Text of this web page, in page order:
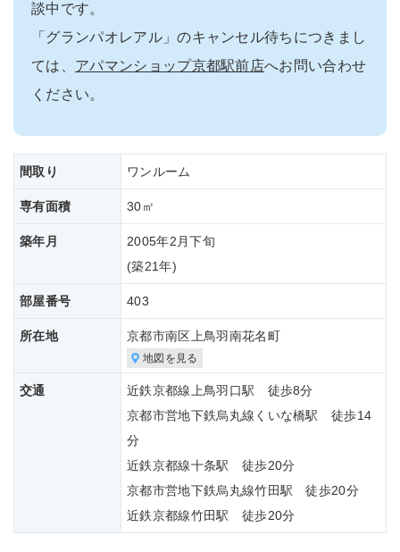
談中です。
「グランパオレアル」のキャンセル待ちにつきまし
ては、 アパマンショップ京都駅前店へお問い合わせ
ください。
間取り ワンルーム
専有面積 30㎡
築年月
2005年2月下旬
(築21年)
部屋番号 403
所在地 京都市南区上鳥羽南花名町
地図を見る
交通
近鉄京都線上鳥羽口駅 徒歩8分
京都市営地下鉄烏丸線くいな橋駅 徒歩14
分
近鉄京都線十条駅 徒歩20分
京都市営地下鉄烏丸線竹田駅 徒歩20分
近鉄京都線竹田駅 徒歩20分